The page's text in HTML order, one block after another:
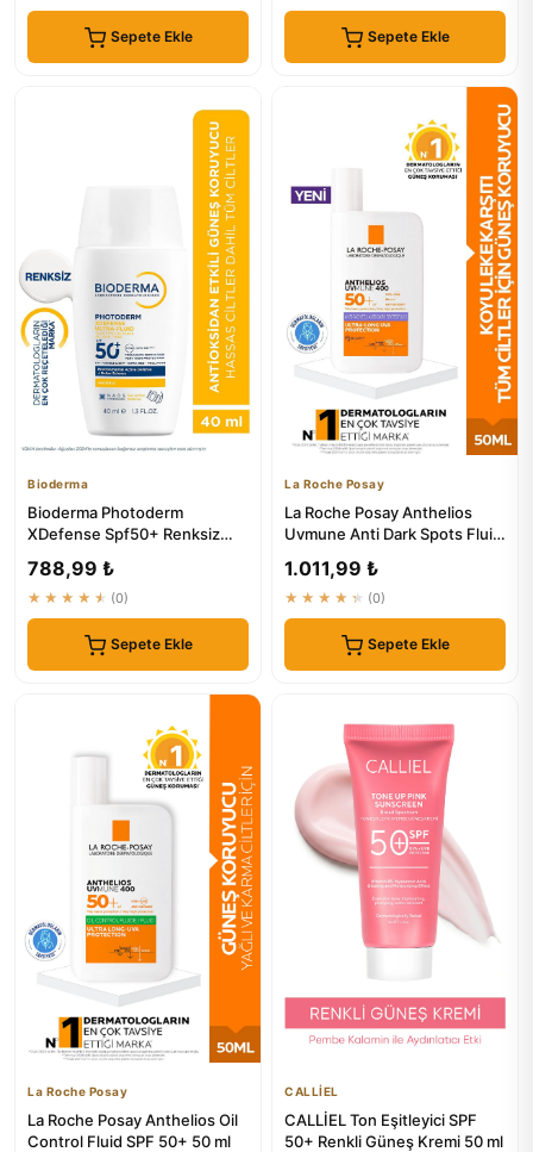
Sepete Ekle Sepete Ekle
Bioderma
Bioderma Photoderm
XDefense Spf50+ Renksiz
788,99 ₺
★★★★★ (0)
Sepete Ekle
La Roche Posay
La Roche Posay Anthelios
Uvmune Anti Dark Spots Fluid
1.011,99 ₺
★★★★★ (0)
Sepete Ekle
La Roche Posay
La Roche Posay Anthelios Oil
Control Fluid SPF 50+ 50 ml
CALLİEL
CALLİEL Ton Eşitleyici SPF
50+ Renkli Güneş Kremi 50 ml